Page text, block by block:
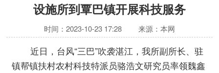
设施所到覃巴镇开展科技服务
时间：2023-10-23 17:28 来源：本网
近日，台风“三巴”吹袭湛江，我所副所长、驻
镇帮镇扶村农村科技特派员骆浩文研究员率领魏鑫